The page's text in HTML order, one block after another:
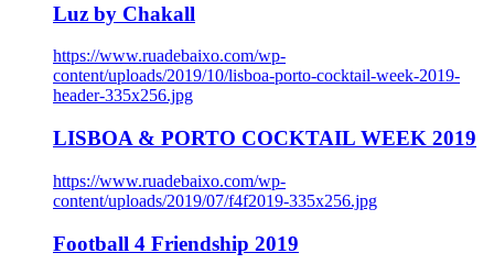
Luz by Chakall
https://www.ruadebaixo.com/wp-
content/uploads/2019/10/lisboa-porto-cocktail-week-2019-
header-335x256.jpg
LISBOA & PORTO COCKTAIL WEEK 2019
https://www.ruadebaixo.com/wp-
content/uploads/2019/07/f4f2019-335x256.jpg
Football 4 Friendship 2019